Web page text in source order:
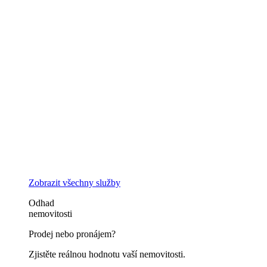
Zobrazit všechny služby
Odhad
nemovitosti
Prodej nebo pronájem?
Zjistěte reálnou hodnotu vaší nemovitosti.